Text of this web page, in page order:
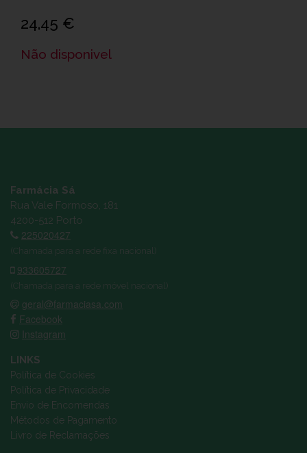
24,45 €
Não disponivel
Farmácia Sá
Rua Vale Formoso, 181
4200-512 Porto
225020427
(Chamada para a rede fixa nacional)
933605727
(Chamada para a rede móvel nacional)
geral@farmaciasa.com
Facebook
Instagram
LINKS
Política de Cookies
Política de Privacidade
Envio de Encomendas
Métodos de Pagamento
Livro de Reclamações